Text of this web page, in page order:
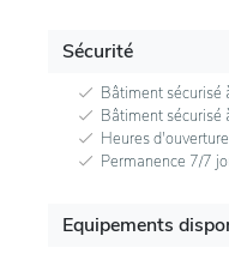
Sécurité
Bâtiment sécurisé
Bâtiment sécurisé
Heures
Permanence 7/7
Equipements